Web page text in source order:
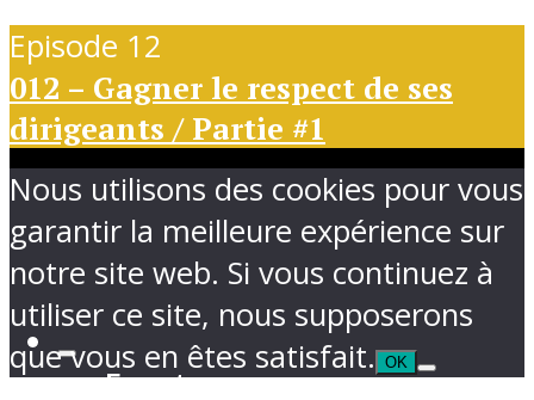
Episode 12
012 – Gagner le respect de ses
dirigeants / Partie #1
Ecouter sur
Nous utilisons des cookies pour vous
garantir la meilleure expérience sur
notre site web. Si vous continuez à
utiliser ce site, nous supposerons
que vous en êtes satisfait.
OK